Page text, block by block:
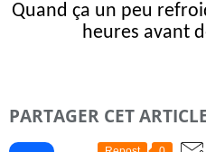
Quand ça un peu
heures avant
PARTAGER CET